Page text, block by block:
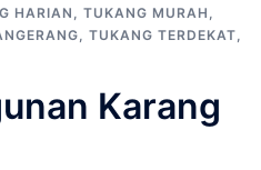
HARIAN , TUKANG MURAH ,
, TUKANG TERDEKAT,
Karang